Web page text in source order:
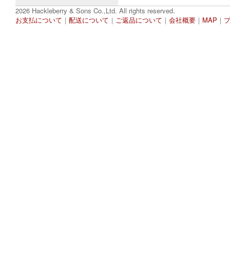
2026 Hackleberry & Sons Co.,Ltd. All rights reserved.
お支払について ｜ 配送について ｜ ご返品について ｜ 会社概要 ｜ MAP ｜